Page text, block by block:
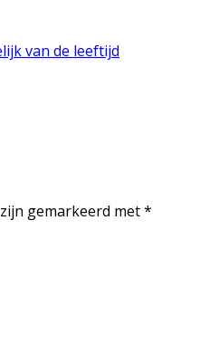
van de leeftijd
gemarkeerd met*